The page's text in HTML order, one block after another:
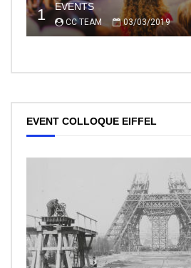
1 EVENTS
CC TEAM 03/03/2019
EVENT COLLOQUE EIFFEL